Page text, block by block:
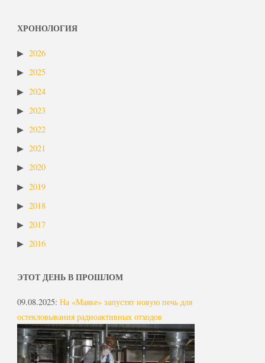
ХРОНОЛОГИЯ
2026
2025
2024
2023
2022
2021
2020
2019
2018
2017
2016
ЭТОТ ДЕНЬ В ПРОШЛОМ
09.08.2025: На «Маяке» запустят новую печь для
остекловывания радиоактивных отходов